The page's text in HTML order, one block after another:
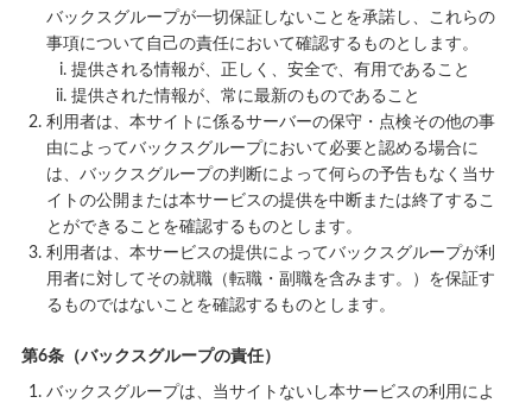
バックスグループが一切保証しないことを承諾し、これらの
事項について自己の責任において確認するものとします。
提供される情報が、正しく、安全で、有用であること
提供された情報が、常に最新のものであること
利用者は、本サイトに係るサーバーの保守・点検その他の事
由によってバックスグループにおいて必要と認める場合に
は、バックスグループの判断によって何らの予告もなく当サ
イトの公開または本サービスの提供を中断または終了するこ
とができることを確認するものとします。
利用者は、本サービスの提供によってバックスグループが利
用者に対してその就職（転職・副職を含みます。）を保証す
るものではないことを確認するものとします。
第6条（バックスグループの責任）
バックスグループは、当サイトないし本サービスの利用によ